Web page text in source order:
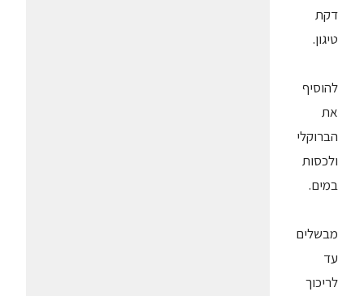
דקת
טיגון.
להוסיף
את
הברוקלי
ולכסות
במים.
מבשלים
עד
לריכוך